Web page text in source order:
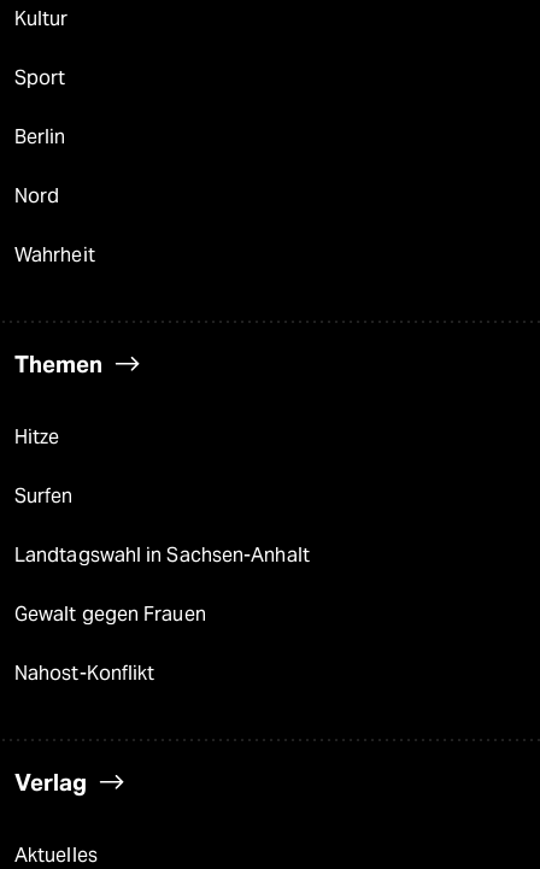
Kultur
Sport
Berlin
Nord
Wahrheit
Themen
Hitze
Surfen
Landtagswahl in Sachsen-Anhalt
Gewalt gegen Frauen
Nahost-Konflikt
Verlag
Aktuelles